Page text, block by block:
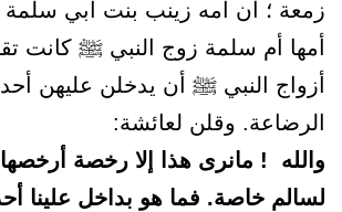
زمعة ؛ أن أمه زينب بنت أبي سلمة
أمها أم سلمة زوج النبي ﷺ كانت
أزواج النبي ﷺ أن يدخلن عليهن
الرضاعة. وقلن لعائشة:
والله ! مانرى هذا إلا رخصة
لسالم خاصة. فما هو بداخل علينا